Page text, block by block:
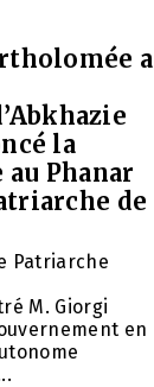
a
la
Phanar
de
Patriarche
M. Giorgi
en